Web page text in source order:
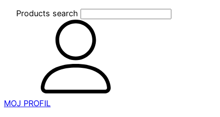
Products search
MOJ PROFIL